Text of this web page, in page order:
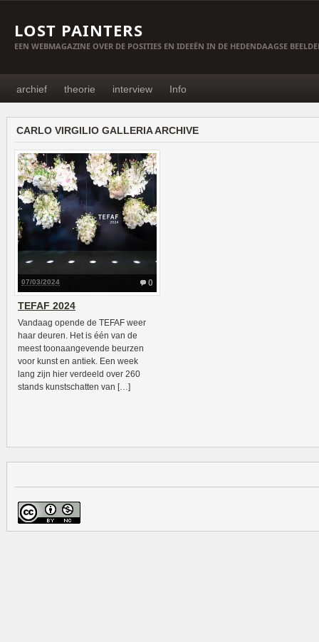
LOST PAINTERS
EEN WEBMAGAZINE OVER DE POSITIES EN IDEEËN IN DE HEDENDAAGSE
archief theorie interview Info
CARLO VIRGILIO GALLERIA ARCHIVE
0
07/03/2024
TEFAF 2024
Vandaag opende de TEFAF weer
haar deuren. Het is één van de
meest toonaangevende beurzen
voor kunst en antiek. Een week
lang zijn hier verdeeld over 260
stands kunstschatten van […]